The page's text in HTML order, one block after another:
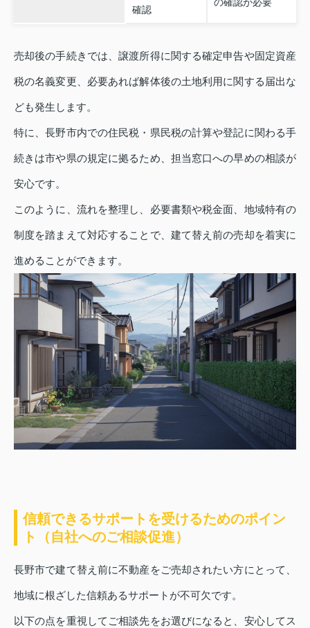
確認
売却後の手続きでは、譲渡所得に関する確定申告や固定資産
税の名義変更、必要あれば解体後の土地利用に関する届出な
ども発生します。
特に、長野市内での住民税・県民税の計算や登記に関わる手
続きは市や県の規定に拠るため、担当窓口への早めの相談が
安心です。
このように、流れを整理し、必要書類や税金面、地域特有の
制度を踏まえて対応することで、建て替え前の売却を着実に
進めることができます。
信頼できるサポートを受けるためのポイン
ト（自社へのご相談促進）
長野市で建て替え前に不動産をご売却されたい方にとって、
地域に根ざした信頼あるサポートが不可欠です。
以下の点を重視してご相談先をお選びになると、安心してス